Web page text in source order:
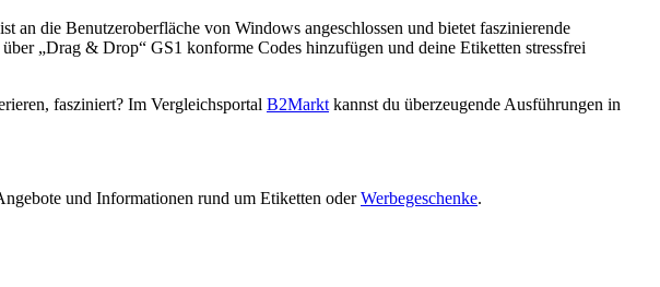
die Benutzeroberfläche von Windows angeschlossen und bietet faszinierende
„Drag & Drop“ GS1 konforme Codes hinzufügen und deine Etiketten stressfrei
fasziniert? Im Vergleichsportal B2Markt kannst du überzeugende Ausführungen in
und Informationen rund um Etiketten oderWerbegeschenke.